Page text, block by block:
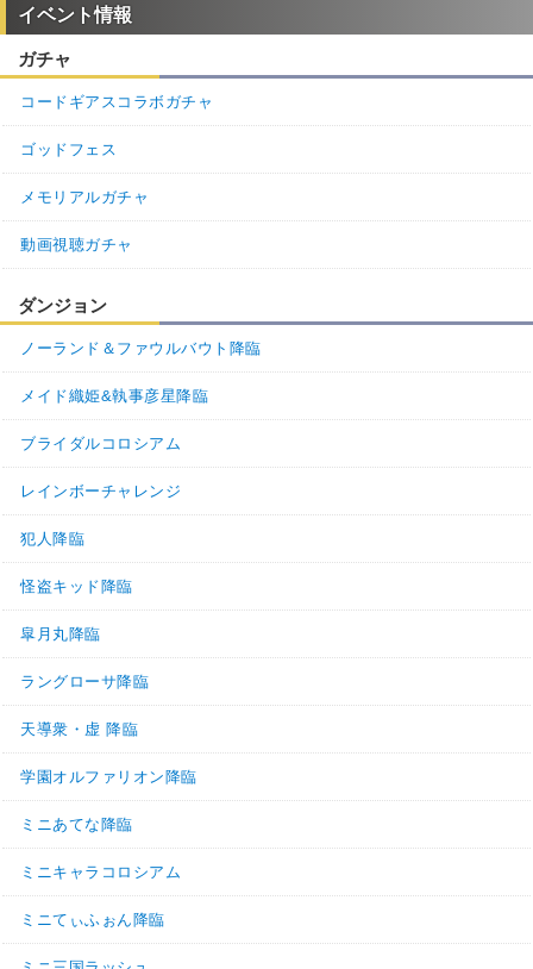
イベント情報
ガチャ
コードギアスコラボガチャ
ゴッドフェス
メモリアルガチャ
動画視聴ガチャ
ダンジョン
ノーランド＆ファウルバウト降臨
メイド織姫&執事彦星降臨
ブライダルコロシアム
レインボーチャレンジ
犯人降臨
怪盗キッド降臨
皐月丸降臨
ラングローサ降臨
天導衆・虚 降臨
学園オルファリオン降臨
ミニあてな降臨
ミニキャラコロシアム
ミニてぃふぉん降臨